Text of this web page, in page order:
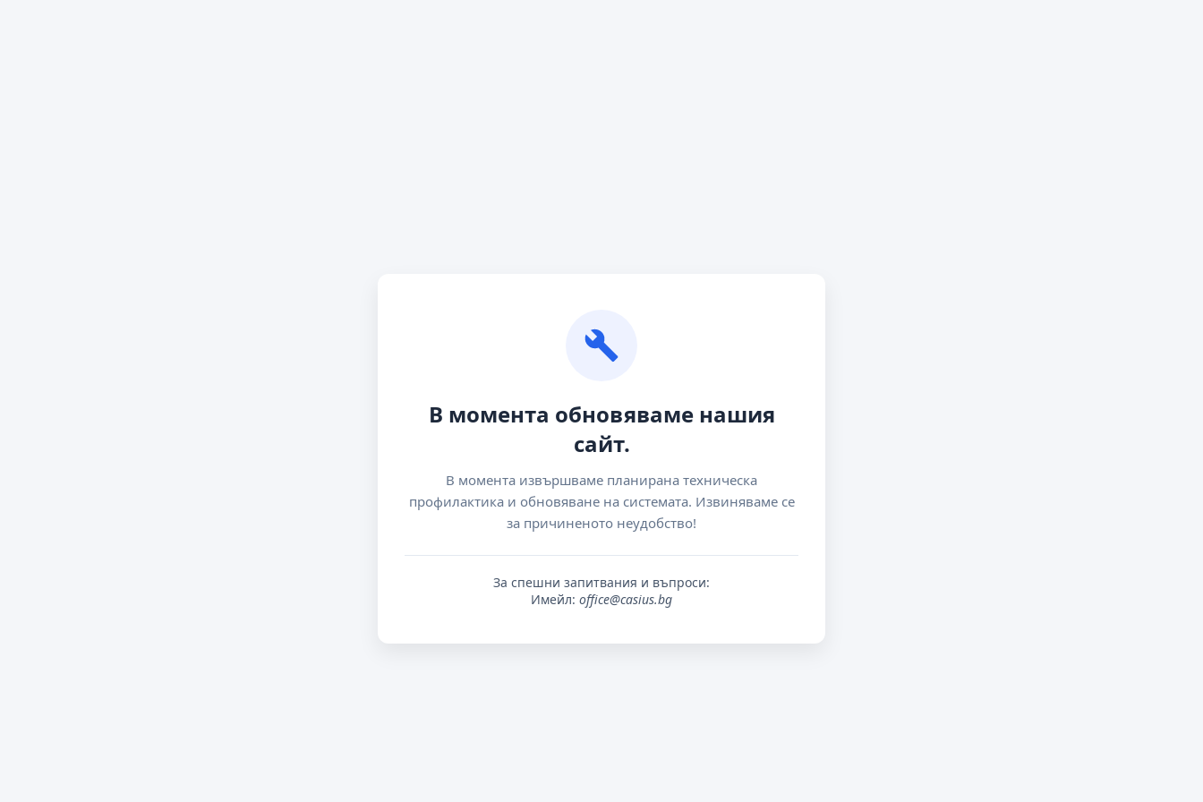
В момента обновяваме нашия
сайт.
В момента извършваме планирана техническа
профилактика и обновяване на системата. Извиняваме се
за причиненото неудобство!
За спешни запитвания и въпроси:
Имейл: office@casius.bg